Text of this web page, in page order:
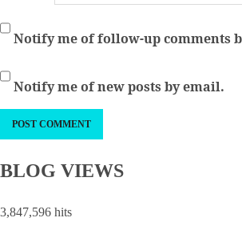
Notify me of follow-up comments
Notify me of new posts by email.
BLOG VIEWS
3,847,596 hits